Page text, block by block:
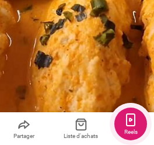
Partager Liste d'achats
Reels